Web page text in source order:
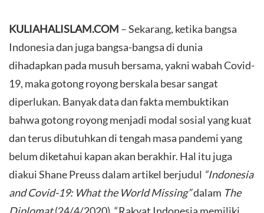
KULIAHALISLAM.COM – Sekarang, ketika bangsa
Indonesia dan juga bangsa-bangsa di dunia
dihadapkan pada musuh bersama, yakni wabah Covid-
19, maka gotong royong berskala besar sangat
diperlukan. Banyak data dan fakta membuktikan
bahwa gotong royong menjadi modal sosial yang kuat
dan terus dibutuhkan di tengah masa pandemi yang
belum diketahui kapan akan berakhir. Hal itu juga
diakui Shane Preuss dalam artikel berjudul “Indonesia
and Covid-19: What the World Missing”dalam The
Diplomat(24/4/2020). “Rakyat Indonesia memiliki